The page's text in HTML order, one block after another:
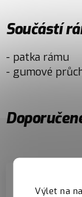
Výlet na
Součástí
- patka rámu
- gumové